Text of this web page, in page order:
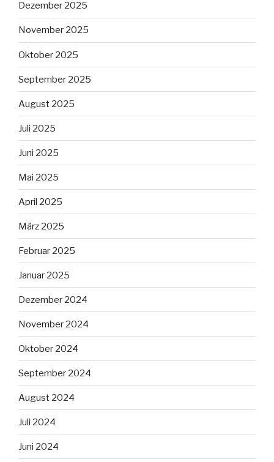
Dezember 2025
November 2025
Oktober 2025
September 2025
August 2025
Juli 2025
Juni 2025
Mai 2025
April 2025
März 2025
Februar 2025
Januar 2025
Dezember 2024
November 2024
Oktober 2024
September 2024
August 2024
Juli 2024
Juni 2024